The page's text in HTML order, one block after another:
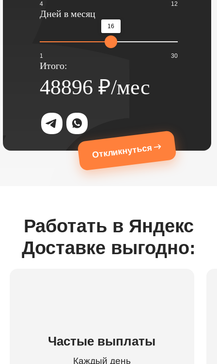
4 12
Дней в месяц
16
1 30
Итого:
48896 ₽/мес
Откликнуться
Работать в Яндекс
Доставке выгодно:
Частые выплаты
Каждый день